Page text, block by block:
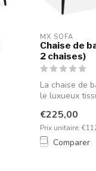
MX SOFA
Chaise de
2 chaises)
La chaise de
le luxueux
€225,00
Prix unitaire:
Comparer